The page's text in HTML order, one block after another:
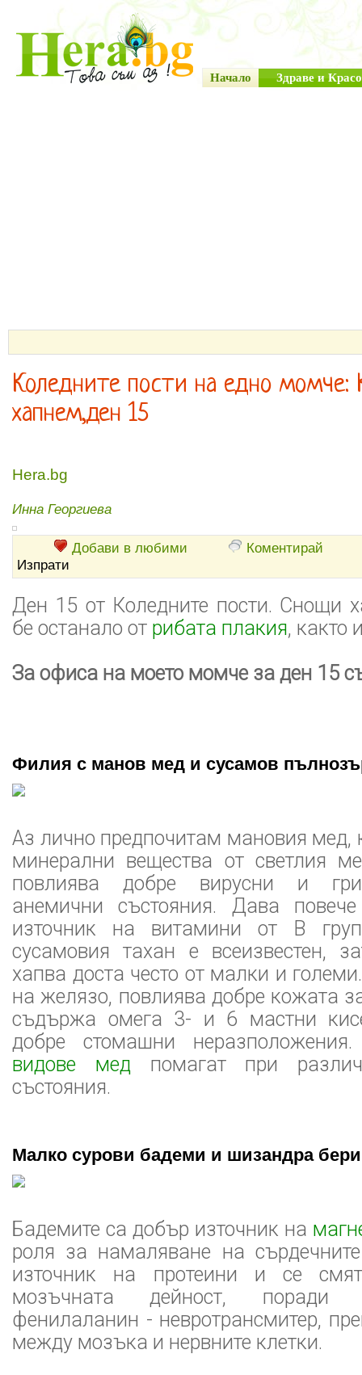
Начало Здраве и
Коледните пости на едно момче:
хапнем,ден 15
Hera.bg
Инна Георгиева
Добави в любими
Коментирай
Изпрати
Ден 15 от Коледните пости. Снощи
бе останало от рибата плакия, както
За офиса на моето момче за ден 15
Филия с манов мед и сусамов
Аз лично предпочитам мановия мед,
минерални вещества от светлия
повлиява добре вирусни и
анемични състояния. Дава
източник на витамини от B
сусамовия тахан е всеизвестен,
хапва доста често от малки и
на желязо, повлиява добре кожата
съдържа омега 3- и 6 мастни
добре стомашни
видове медпомагат при
състояния.
Малко сурови бадеми и шизандра бери
Бадемите са добър източник на
роля за намаляване на
източник на протеини и се
мозъчната дейност, поради
фенилаланин - невротрансмитер,
между мозъка и нервните клетки.